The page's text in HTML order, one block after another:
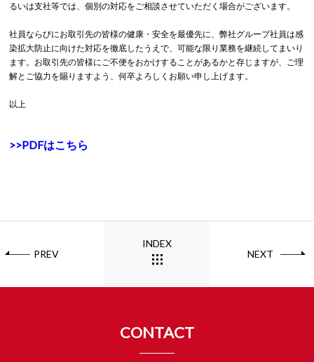
るいは支社等では、個別の対応をご相談させていただく場合がございます。
社員ならびにお取引先の皆様の健康・安全を最優先に、弊社グループ社員は感
染拡大防止に向けた対応を徹底したうえで、可能な限り業務を継続してまいり
ます。お取引先の皆様にご不便をおかけすることがあるかと存じますが、ご理
解とご協力を賜りますよう、何卒よろしくお願い申し上げます。
以上
>>PDFはこちら
PREV
INDEX
NEXT
CONTACT